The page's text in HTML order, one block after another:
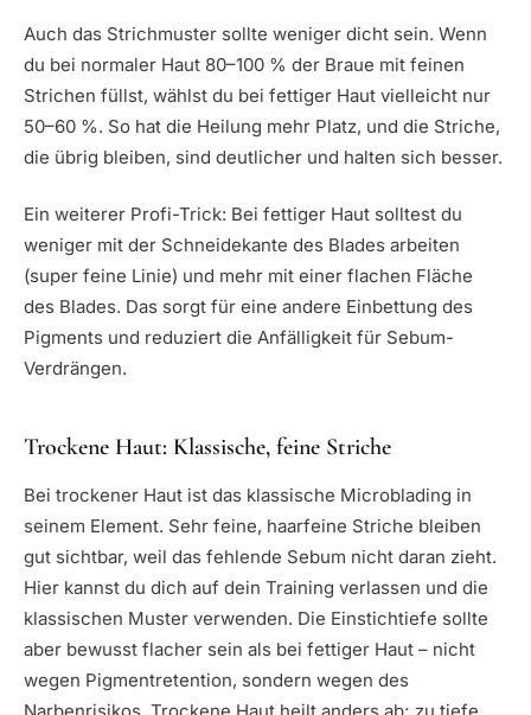
Auch das Strichmuster sollte weniger dicht sein. Wenn
du bei normaler Haut 80–100 % der Braue mit feinen
Strichen füllst, wählst du bei fettiger Haut vielleicht nur
50–60 %. So hat die Heilung mehr Platz, und die Striche,
die übrig bleiben, sind deutlicher und halten sich besser.
Ein weiterer Profi-Trick: Bei fettiger Haut solltest du
weniger mit der Schneidekante des Blades arbeiten
(super feine Linie) und mehr mit einer flachen Fläche
des Blades. Das sorgt für eine andere Einbettung des
Pigments und reduziert die Anfälligkeit für Sebum-
Verdrängen.
Trockene Haut: Klassische, feine Striche
Bei trockener Haut ist das klassische Microblading in
seinem Element. Sehr feine, haarfeine Striche bleiben
gut sichtbar, weil das fehlende Sebum nicht daran zieht.
Hier kannst du dich auf dein Training verlassen und die
klassischen Muster verwenden. Die Einstichtiefe sollte
aber bewusst flacher sein als bei fettiger Haut – nicht
wegen Pigmentretention, sondern wegen des